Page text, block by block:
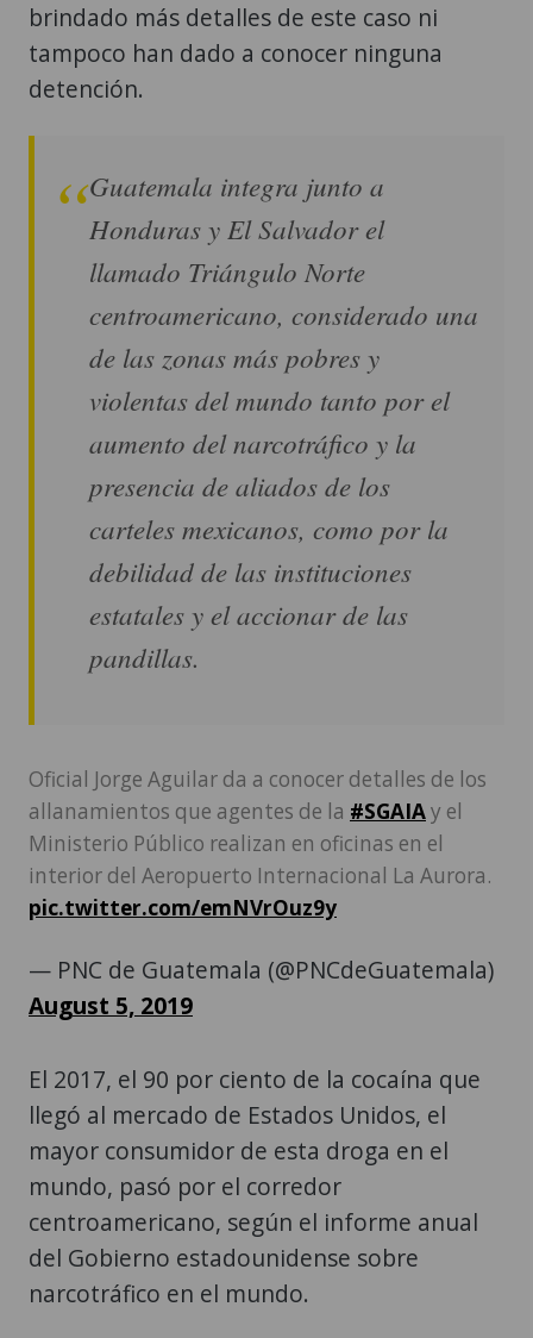
brindado más detalles de este caso ni
tampoco han dado a conocer ninguna
detención.
Guatemala integra junto a
Honduras y El Salvador el
llamado Triángulo Norte
centroamericano, considerado una
de las zonas más pobres y
violentas del mundo tanto por el
aumento del narcotráfico y la
presencia de aliados de los
carteles mexicanos, como por la
debilidad de las instituciones
estatales y el accionar de las
pandillas.
Oficial Jorge Aguilar da a conocer detalles de los
allanamientos que agentes de la #SGAIAy el
Ministerio Público realizan en oficinas en el
interior del Aeropuerto Internacional La Aurora.
pic.twitter.com/emNVrOuz9y
— PNC de Guatemala (@PNCdeGuatemala)
August 5, 2019
El 2017, el 90 por ciento de la cocaína que
llegó al mercado de Estados Unidos, el
mayor consumidor de esta droga en el
mundo, pasó por el corredor
centroamericano, según el informe anual
del Gobierno estadounidense sobre
narcotráfico en el mundo.